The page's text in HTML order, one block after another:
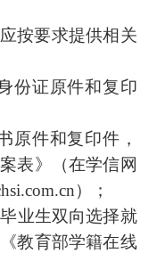
按要求提供相关
份证原件和复印
原件和复印件，
表》（在学信网
）；
业生双向选择就
教育部学籍在线